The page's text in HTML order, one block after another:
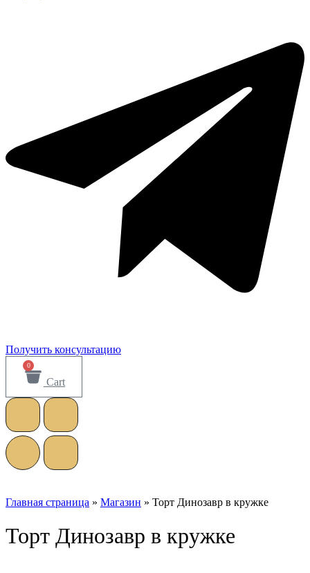
Получить консультацию
0
Cart
Главная страница » Магазин » Торт Динозавр в кружке
Торт Динозавр в кружке